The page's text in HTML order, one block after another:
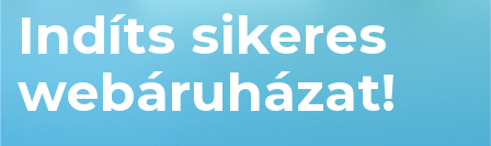
Indíts sikeres
webáruházat!